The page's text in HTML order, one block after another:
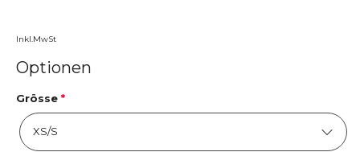
Inkl.MwSt
Optionen
Grösse *